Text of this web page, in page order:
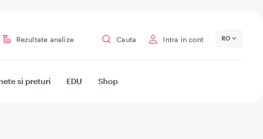
Rezultate analize Cauta Intra in cont RO
si preturi EDU Shop